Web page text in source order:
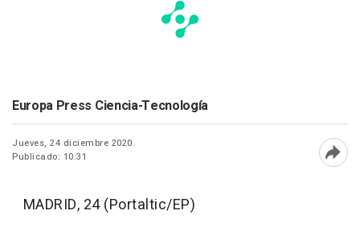
Europa Press Ciencia-Tecnología
Jueves, 24 diciembre 2020
Publicado: 10:31
MADRID, 24 (Portaltic/EP)